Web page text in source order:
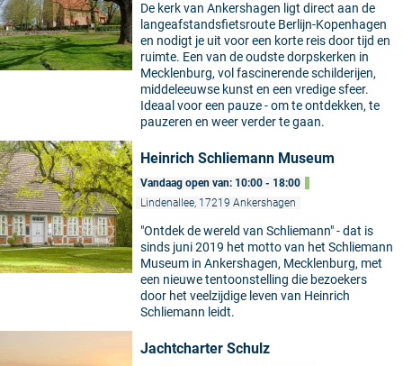
De kerk van Ankershagen ligt direct aan de
langeafstandsfietsroute Berlijn-Kopenhagen
en nodigt je uit voor een korte reis door tijd en
ruimte. Een van de oudste dorpskerken in
Mecklenburg, vol fascinerende schilderijen,
middeleeuwse kunst en een vredige sfeer.
Ideaal voor een pauze - om te ontdekken, te
pauzeren en weer verder te gaan.
Heinrich Schliemann Museum
Vandaag open van: 10:00 - 18:00
Lindenallee, 17219 Ankershagen
"Ontdek de wereld van Schliemann" - dat is
sinds juni 2019 het motto van het Schliemann
Museum in Ankershagen, Mecklenburg, met
een nieuwe tentoonstelling die bezoekers
door het veelzijdige leven van Heinrich
Schliemann leidt.
Jachtcharter Schulz